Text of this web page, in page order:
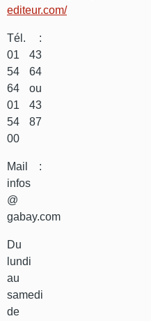
editeur.com/
Tél. :
01 43
54 64
64 ou
01 43
54 87
00
Mail :
infos
@
gabay.com
Du
lundi
au
samedi
de